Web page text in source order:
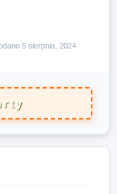
5 sierpnia, 2024